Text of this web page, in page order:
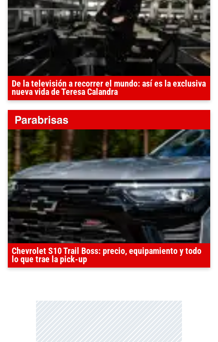
De la televisión a recorrer el mundo: así es la exclusiva
nueva vida de Teresa Calandra
Chevrolet S10 Trail Boss: precio, equipamiento y todo
lo que trae la pick-up